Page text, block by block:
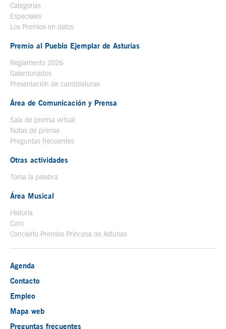
Categorías
Especiales
Los Premios en datos
Premio al Pueblo Ejemplar de Asturias
Reglamento 2026
Galardonados
Presentación de candidaturas
Área de Comunicación y Prensa
Sala de prensa virtual
Notas de prensa
Preguntas frecuentes
Otras actividades
Toma la palabra
Área Musical
Historia
Coro
Concierto Premios Princesa de Asturias
Agenda
Contacto
Empleo
Mapa web
Preguntas frecuentes